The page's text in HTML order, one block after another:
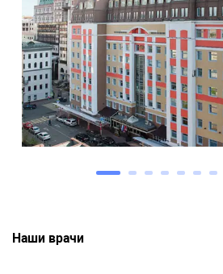
Наши врачи